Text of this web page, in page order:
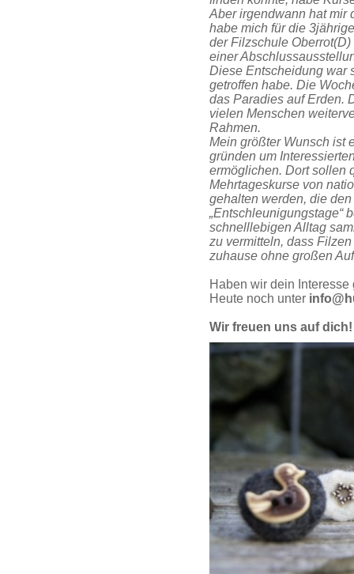
Aber irgendwann hat mir
habe mich für die
der Filzschule
einer
Diese Entscheidung war
getroffen habe. Die
das Paradies auf Erden.
vielen Menschen
Rahmen.
Mein größter Wunsch ist
gründen um
ermöglichen. Dort sollen
Mehrtageskurse von
gehalten werden, die
„Entschleunigungstage“
schnelllebigen Alltag
zu vermitteln, dass
zuhause ohne großen
Haben wir dein Interesse
Heute noch unter
Wir freuen uns auf dich!